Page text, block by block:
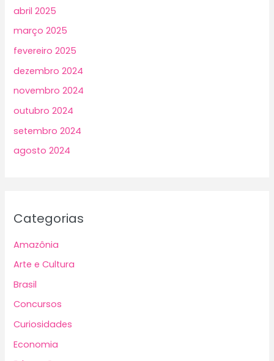
abril 2025
março 2025
fevereiro 2025
dezembro 2024
novembro 2024
outubro 2024
setembro 2024
agosto 2024
Categorias
Amazônia
Arte e Cultura
Brasil
Concursos
Curiosidades
Economia